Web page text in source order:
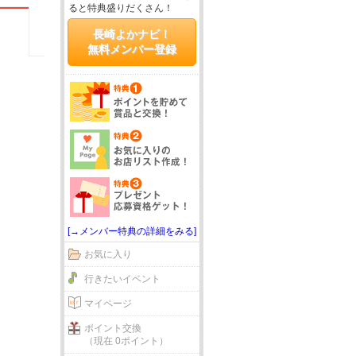
ると特典盛りだくさん！
長崎よかナビ！
無料メンバー登録
[→メンバー特典の詳細をみる]
お気に入り
行きたいイベント
マイページ
ポイント交換
（現在 0ポイント）